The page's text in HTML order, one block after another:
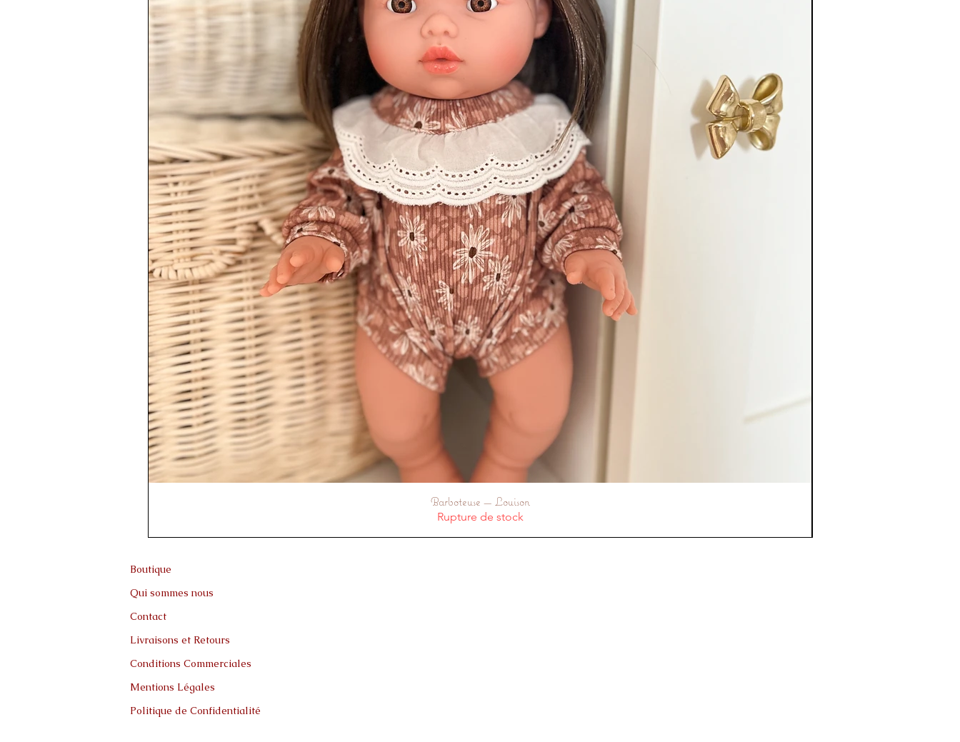
Aperçu rapide
Barboteuse — Louison
Rupture de stock
Boutique
Qui sommes nous
Contact
Livraisons et Retours
Conditions Commerciales
Mentions Légales
Politique de Confidentialité